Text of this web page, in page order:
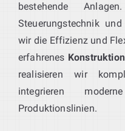
bestehende
Steuerungstechnik
wir die Effizienz und
erfahrenes
realisieren wir
integrieren
Produktionslinien.